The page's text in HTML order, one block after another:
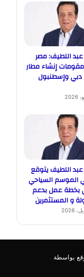
اللطيف: مصر
إنشاء مطار
وإسطنبول
اللطيف يتوقع
الموسم السياحي
بخطة عمل بدعم
و المستثمرين
.